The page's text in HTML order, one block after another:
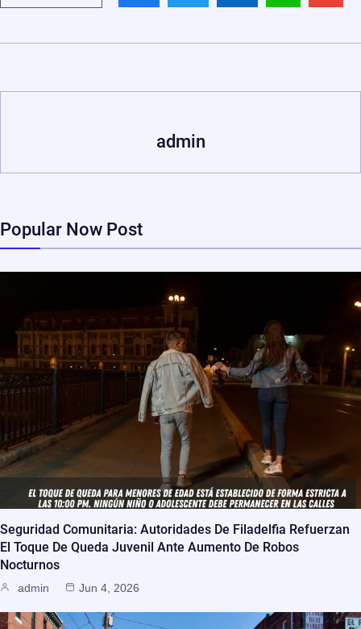
admin
Popular Now Post
Seguridad Comunitaria: Autoridades De Filadelfia Refuerzan
El Toque De Queda Juvenil Ante Aumento De Robos
Nocturnos
admin Jun 4, 2026